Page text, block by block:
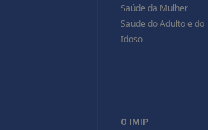
Saúde da Mulher
Saúde do Adulto e do
Idoso
O IMIP